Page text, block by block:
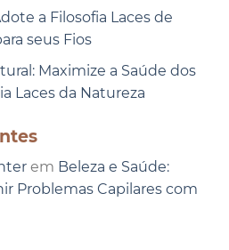
a Filosofia Laces de
seus Fios
Maximize a Saúde dos
Laces da Natureza
em Beleza e Saúde:
Problemas Capilares com